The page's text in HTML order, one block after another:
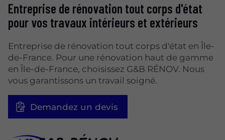
Entreprise de rénovation tout corps d'état
pour vos travaux intérieurs et extérieurs
Entreprise de rénovation tout corps d'état en Île-
de-France. Pour une rénovation haut de gamme
en Île-de-France, choisissez G&B RÉNOV. Nous
vous garantissons un travail soigné.
Demandez un devis